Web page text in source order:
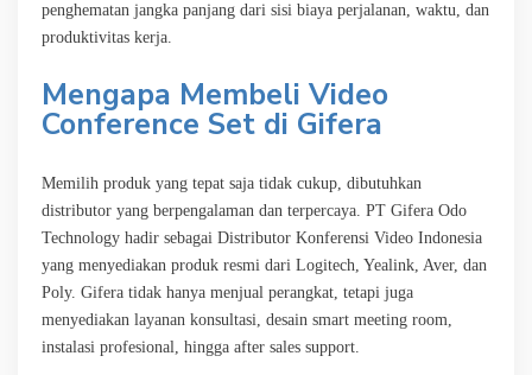
penghematan jangka panjang dari sisi biaya perjalanan, waktu, dan
produktivitas kerja.
Mengapa Membeli Video
Conference Set di Gifera
Memilih produk yang tepat saja tidak cukup, dibutuhkan
distributor yang berpengalaman dan terpercaya. PT Gifera Odo
Technology hadir sebagai Distributor Konferensi Video Indonesia
yang menyediakan produk resmi dari Logitech, Yealink, Aver, dan
Poly. Gifera tidak hanya menjual perangkat, tetapi juga
menyediakan layanan konsultasi, desain smart meeting room,
instalasi profesional, hingga after sales support.